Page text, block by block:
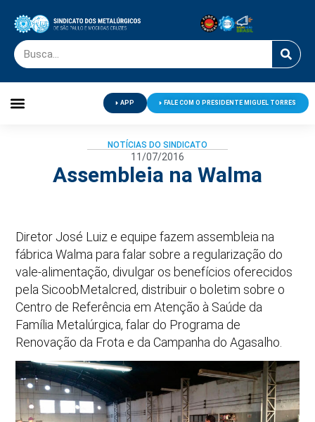
APP FALE COM O PRESIDENTE MIGUEL TORRES
NOTÍCIAS DO SINDICATO
11/07/2016
Assembleia na Walma
Diretor José Luiz e equipe fazem assembleia na
fábrica Walma para falar sobre a regularização do
vale-alimentação, divulgar os benefícios oferecidos
pela SicoobMetalcred, distribuir o boletim sobre o
Centro de Referência em Atenção à Saúde da
Família Metalúrgica, falar do Programa de
Renovação da Frota e da Campanha do Agasalho.